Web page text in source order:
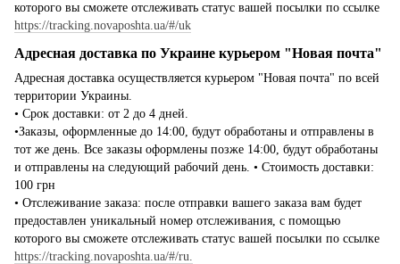
которого вы сможете отслеживать статус вашей посылки по ссылке
https://tracking.novaposhta.ua/#/uk
Адресная доставка по Украине курьером "Новая почта"
Адресная доставка осуществляется курьером "Новая почта" по всей
территории Украины.
• Срок доставки: от 2 до 4 дней.
•Заказы, оформленные до 14:00, будут обработаны и отправлены в
тот же день. Все заказы оформлены позже 14:00, будут обработаны
и отправлены на следующий рабочий день. • Стоимость доставки:
100 грн
• Отслеживание заказа: после отправки вашего заказа вам будет
предоставлен уникальный номер отслеживания, с помощью
которого вы сможете отслеживать статус вашей посылки по ссылке
https://tracking.novaposhta.ua/#/ru.